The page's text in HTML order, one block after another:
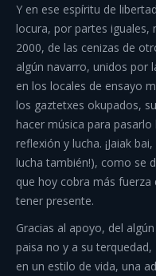
Y en ese espíritu de
locura, por partes iguales,
2000, de las cenizas de
algún navarro, unidos por
en los locales de ensayo
los gaztetxes okupados,
hacer música para
reflexión y lucha. ¡Jaiak
lucha también!), como se
que hoy cobra más
tener presente.
Gracias al apoyo, del
paisa no y a su
en un estilo de vida, una